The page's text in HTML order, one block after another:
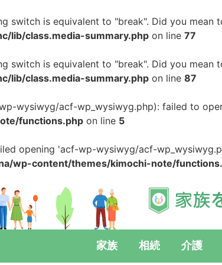
switch is equivalent to "break". Did you mean
lib/class.media-summary.php on line 77
switch is equivalent to "break". Did you mean
lib/class.media-summary.php on line 87
wysiwyg/acf-wp_wysiwyg.php): failed to
functions.php on line 5
opening 'acf-wp-wysiwyg/acf-
wp-content/themes/kimochi-note/
家族 相続 介護